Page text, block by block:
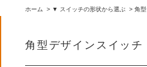
ホーム > ▼ スイッチの形状から選ぶ > 角
角型デザインスイッチ